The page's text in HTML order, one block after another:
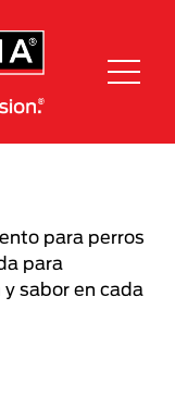
para perros
para
sabor en cada